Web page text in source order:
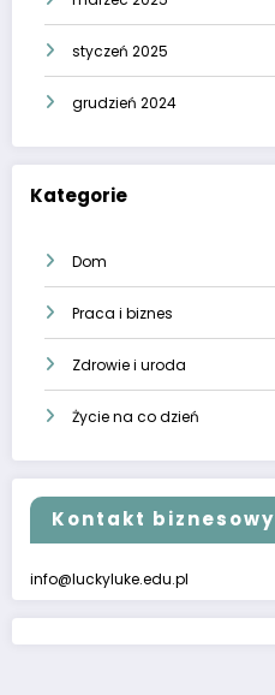
styczeń 2025
grudzień 2024
Kategorie
Dom
Praca i biznes
Zdrowie i uroda
Życie na co dzień
Kontakt biznesowy
info@luckyluke.edu.pl